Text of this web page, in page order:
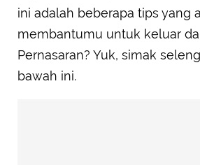
ini adalah beberapa tips yang
membantumu untuk keluar
Pernasaran? Yuk, simak
bawah ini.